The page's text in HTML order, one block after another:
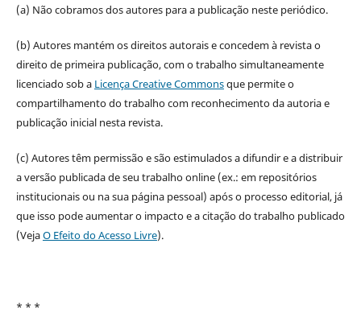
(a) Não cobramos dos autores para a publicação neste periódico.
(b) Autores mantém os direitos autorais e concedem à revista o
direito de primeira publicação, com o trabalho simultaneamente
licenciado sob a Licença Creative Commonsque permite o
compartilhamento do trabalho com reconhecimento da autoria e
publicação inicial nesta revista.
(c) Autores têm permissão e são estimulados a difundir e a distribuir
a versão publicada de seu trabalho online (ex.: em repositórios
institucionais ou na sua página pessoal) após o processo editorial, já
que isso pode aumentar o impacto e a citação do trabalho publicado
(VejaO Efeito do Acesso Livre).
* * *